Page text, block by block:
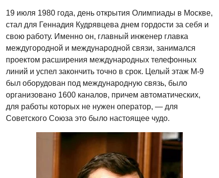
19 июля 1980 года, день открытия Олимпиады в Москве,
стал для Геннадия Кудрявцева днем гордости за себя и
свою работу. Именно он, главный инженер главка
междугородной и международной связи, занимался
проектом расширения международных телефонных
линий и успел закончить точно в срок. Целый этаж М-9
был оборудован под международную связь, было
организовано 1600 каналов, причем автоматических,
для работы которых не нужен оператор, — для
Советского Союза это было настоящее чудо.